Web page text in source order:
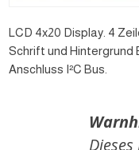
LCD 4x20 Display. 4
Schrift und Hintergrund
Anschluss I²C Bus.